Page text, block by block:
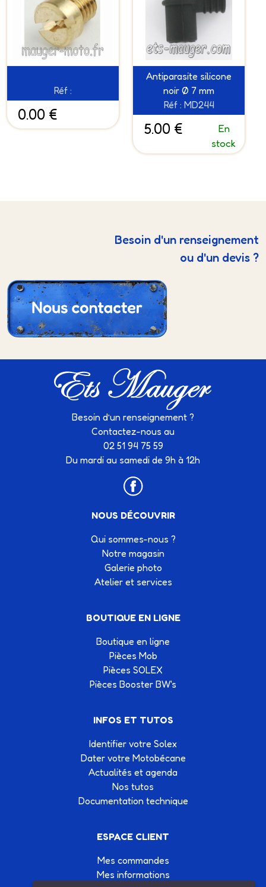
Réf :
0.00 €
Antiparasite silicone
noir Ø 7 mm
Réf : MD244
5.00 €
En
stock
Besoin d'un renseignement
ou d'un devis ?
Besoin d’un renseignement ?
Contactez-nous au
02 51 94 75 59
Du mardi au samedi de 9h à 12h
NOUS DÉCOUVRIR
Qui sommes-nous ?
Notre magasin
Galerie photo
Atelier et services
BOUTIQUE EN LIGNE
Boutique en ligne
Pièces Mob
Pièces SOLEX
Pièces Booster BW's
INFOS ET TUTOS
Identifier votre Solex
Dater votre Motobécane
Actualités et agenda
Nos tutos
Documentation technique
ESPACE CLIENT
Mes commandes
Mes informations